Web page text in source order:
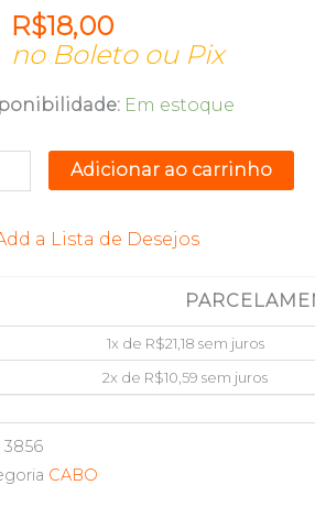
R$18,00
no Boleto ou Pix
Em estoque
Adicionar ao carrinho
a Lista de Desejos
1x de R$21,18 sem juros
2x de R$10,59 sem juros
3856
CABO